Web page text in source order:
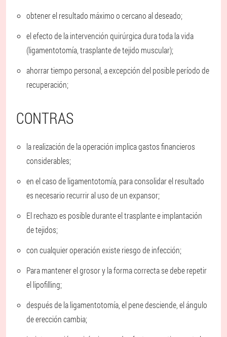
obtener el resultado máximo o cercano al deseado;
el efecto de la intervención quirúrgica dura toda la vida
(ligamentotomía, trasplante de tejido muscular);
ahorrar tiempo personal, a excepción del posible período de
recuperación;
CONTRAS
la realización de la operación implica gastos financieros
considerables;
en el caso de ligamentotomía, para consolidar el resultado
es necesario recurrir al uso de un expansor;
El rechazo es posible durante el trasplante e implantación
de tejidos;
con cualquier operación existe riesgo de infección;
Para mantener el grosor y la forma correcta se debe repetir
el lipofilling;
después de la ligamentotomía, el pene desciende, el ángulo
de erección cambia;